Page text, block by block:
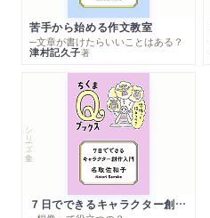
苦手から始める作文教室
─文章が書けたらいいことはある？
津村記久子著
シリーズ・全集
７日でできるキャラクター創作入門